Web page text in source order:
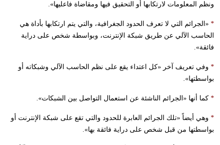
ونظم المعلومات لارتكابها أو التحقيق فيها ومقاضاة فاعليها».
* «الجرائم التي لا تعرف الحدود الجغرافية، والتي يتم ارتكابها بأداة هي
الحاسب الآلي عن طريق شبكة الإنترنت، وبواسطة شخص على دراية
فائقة».
* وفي تعريف آخر «كل اعتداء يقع على نظم الحاسب الآلي وشبكاته أو
بواسطتها».
* كما أنها «الجرائم الناشئة عن استعمال التواصل بين الشبكات».
* وهي أيضاً «تلك الجرائم العابرة للحدود والتي تقع على شبكة الإنترنت أو
بواسطتها من قبل شخص على دراية فائقة بها».